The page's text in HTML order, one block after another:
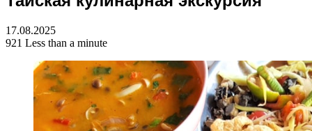
17.08.2025
921 Less than a minute